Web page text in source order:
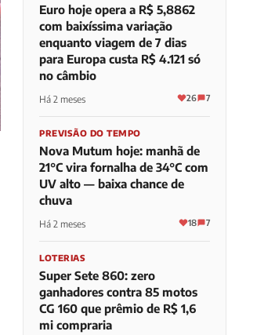
Euro hoje opera a R$ 5,8862
com baixíssima variação
enquanto viagem de 7 dias
para Europa custa R$ 4.121 só
no câmbio
Há 2 meses 26 7
PREVISÃO DO TEMPO
Nova Mutum hoje: manhã de
21°C vira fornalha de 34°C com
UV alto — baixa chance de
chuva
Há 2 meses 18 7
LOTERIAS
Super Sete 860: zero
ganhadores contra 85 motos
CG 160 que prêmio de R$ 1,6
mi compraria